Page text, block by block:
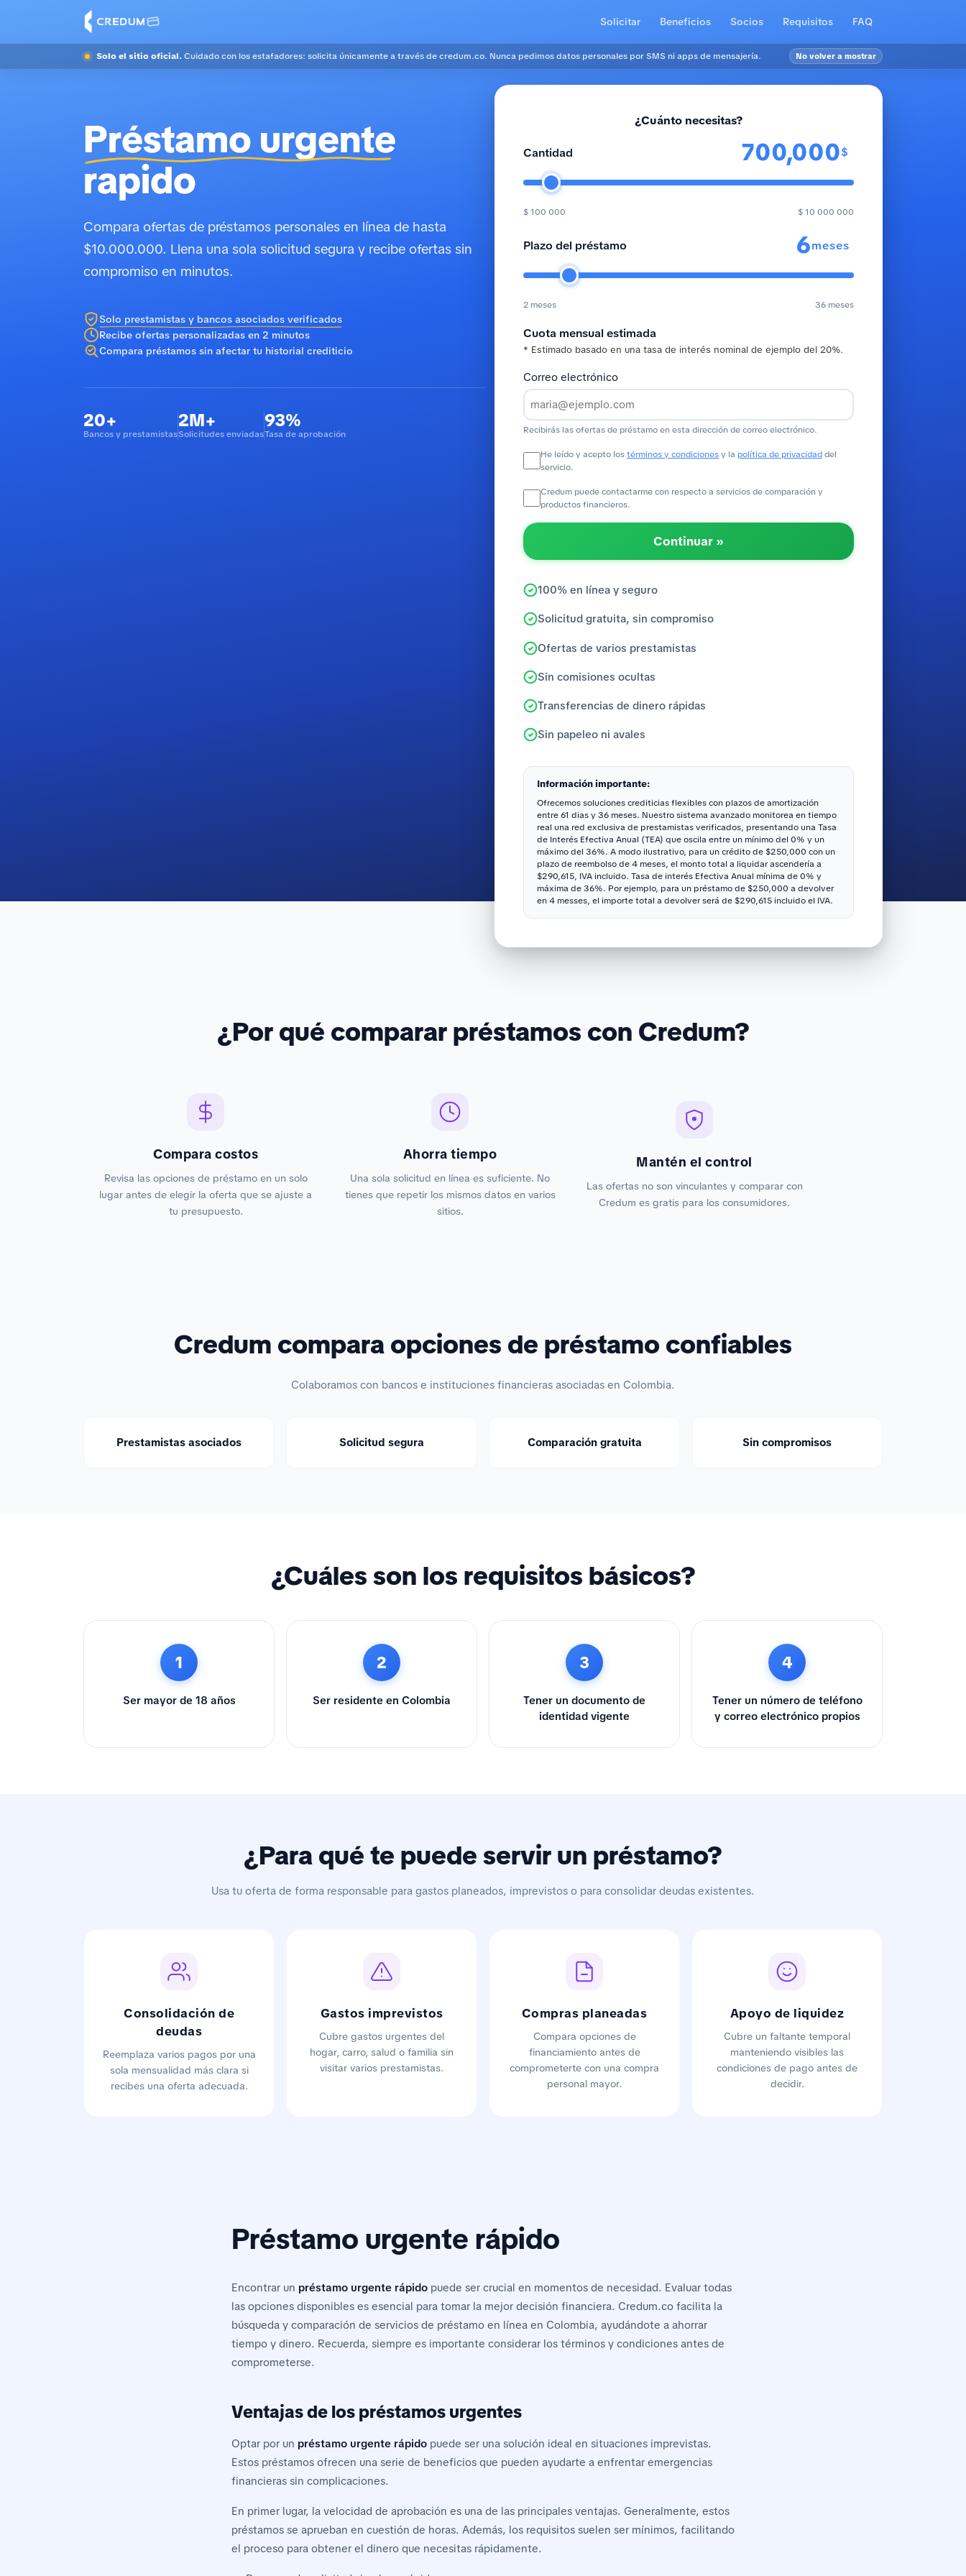
Solicitar Beneficios Socios Requisitos FAQ
Solo el sitio oficial. Cuidado con los estafadores: solicita únicamente a través de credum.co. Nunca pedimos datos personales por SMS ni apps de mensajería. No volver a mostrar
Préstamo urgente
rapido
Compara ofertas de préstamos personales en línea de hasta
$10.000.000. Llena una sola solicitud segura y recibe ofertas sin
compromiso en minutos.
Solo prestamistas y bancos asociados verificados
Recibe ofertas personalizadas en 2 minutos
Compara préstamos sin afectar tu historial crediticio
20+
Bancos y prestamistas
2M+
Solicitudes enviadas
93%
Tasa de aprobación
¿Cuánto necesitas?
Cantidad $
$ 100 000 $ 10 000 000
Plazo del préstamo meses
2 meses 36 meses
Cuota mensual estimada
* Estimado basado en una tasa de interés nominal de ejemplo del 20%.
Correo electrónico
Recibirás las ofertas de préstamo en esta dirección de correo electrónico.
He leído y acepto lostérminos y condicionesy la política de privacidaddel
servicio.
Credum puede contactarme con respecto a servicios de comparación y
productos financieros.
Continuar »
100% en línea y seguro
Solicitud gratuita, sin compromiso
Ofertas de varios prestamistas
Sin comisiones ocultas
Transferencias de dinero rápidas
Sin papeleo ni avales
Información importante:
Ofrecemos soluciones crediticias flexibles con plazos de amortización
entre 61 dias y 36 meses. Nuestro sistema avanzado monitorea en tiempo
real una red exclusiva de prestamistas verificados, presentando una Tasa
de Interés Efectiva Anual (TEA) que oscila entre un mínimo del 0% y un
máximo del 36%. A modo ilustrativo, para un crédito de $250,000 con un
plazo de reembolso de 4 meses, el monto total a liquidar ascendería a
$290,615, IVA incluido. Tasa de interés Efectiva Anual mínima de 0% y
máxima de 36%. Por ejemplo, para un préstamo de $250,000 a devolver
en 4 messes, el importe total a devolver será de $290,615 incluido el IVA.
¿Por qué comparar préstamos con Credum?
Compara costos
Revisa las opciones de préstamo en un solo
lugar antes de elegir la oferta que se ajuste a
tu presupuesto.
Ahorra tiempo
Una sola solicitud en línea es suficiente. No
tienes que repetir los mismos datos en varios
sitios.
Mantén el control
Las ofertas no son vinculantes y comparar con
Credum es gratis para los consumidores.
Credum compara opciones de préstamo confiables
Colaboramos con bancos e instituciones financieras asociadas en Colombia.
Prestamistas asociados Solicitud segura Comparación gratuita Sin compromisos
¿Cuáles son los requisitos básicos?
1
Ser mayor de 18 años
2
Ser residente en Colombia
3
Tener un documento de
identidad vigente
4
Tener un número de teléfono
y correo electrónico propios
¿Para qué te puede servir un préstamo?
Usa tu oferta de forma responsable para gastos planeados, imprevistos o para consolidar deudas existentes.
Consolidación de
deudas
Reemplaza varios pagos por una
sola mensualidad más clara si
recibes una oferta adecuada.
Gastos imprevistos
Cubre gastos urgentes del
hogar, carro, salud o familia sin
visitar varios prestamistas.
Compras planeadas
Compara opciones de
financiamiento antes de
comprometerte con una compra
personal mayor.
Apoyo de liquidez
Cubre un faltante temporal
manteniendo visibles las
condiciones de pago antes de
decidir.
Préstamo urgente rápido
Encontrar un préstamo urgente rápido puede ser crucial en momentos de necesidad. Evaluar todas
las opciones disponibles es esencial para tomar la mejor decisión financiera. Credum.co facilita la
búsqueda y comparación de servicios de préstamo en línea en Colombia, ayudándote a ahorrar
tiempo y dinero. Recuerda, siempre es importante considerar los términos y condiciones antes de
comprometerse.
Ventajas de los préstamos urgentes
Optar por un préstamo urgente rápido puede ser una solución ideal en situaciones imprevistas.
Estos préstamos ofrecen una serie de beneficios que pueden ayudarte a enfrentar emergencias
financieras sin complicaciones.
En primer lugar, la velocidad de aprobación es una de las principales ventajas. Generalmente, estos
préstamos se aprueban en cuestión de horas. Además, los requisitos suelen ser mínimos, facilitando
el proceso para obtener el dinero que necesitas rápidamente.